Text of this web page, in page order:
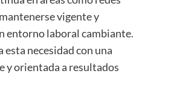
vigente y
entorno laboral cambiante.
esta necesidad con una
y orientada a resultados